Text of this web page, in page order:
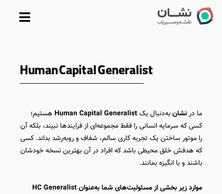
پرش
Human Capital Generalist
ما درنشانبه‌دنبال یکHuman Capital Generalist هستیم؛
کسی که سرمایه انسانی را فقط مجموعه‌ای از فرایندها نبیند، بلکه آن
را موتور ساختن یک تجربه کاری سالم، شفاف و رو‌به‌رشد بداند. کسی
که هدفش خلق محیطی باشد که افراد در آن بهترین نسخه‌ خودشان
باشند و با انگیزه بمانند.
موارد زیر بخشی از مسئولیت‌های شما به‌عنوان HC Generalist